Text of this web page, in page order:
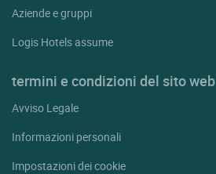
Aziende e gruppi
Logis Hotels assume
termini e condizioni del sito web
Avviso Legale
Informazioni personali
Impostazioni dei cookie